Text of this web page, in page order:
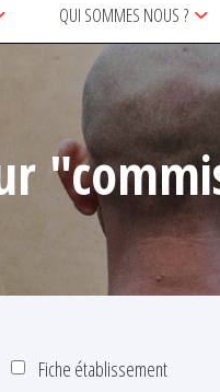
QUI SOMMES NOUS ?
Fiche établissement